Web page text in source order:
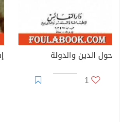
حول الدين والدولة
1